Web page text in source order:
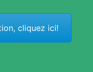
cliquez ici!